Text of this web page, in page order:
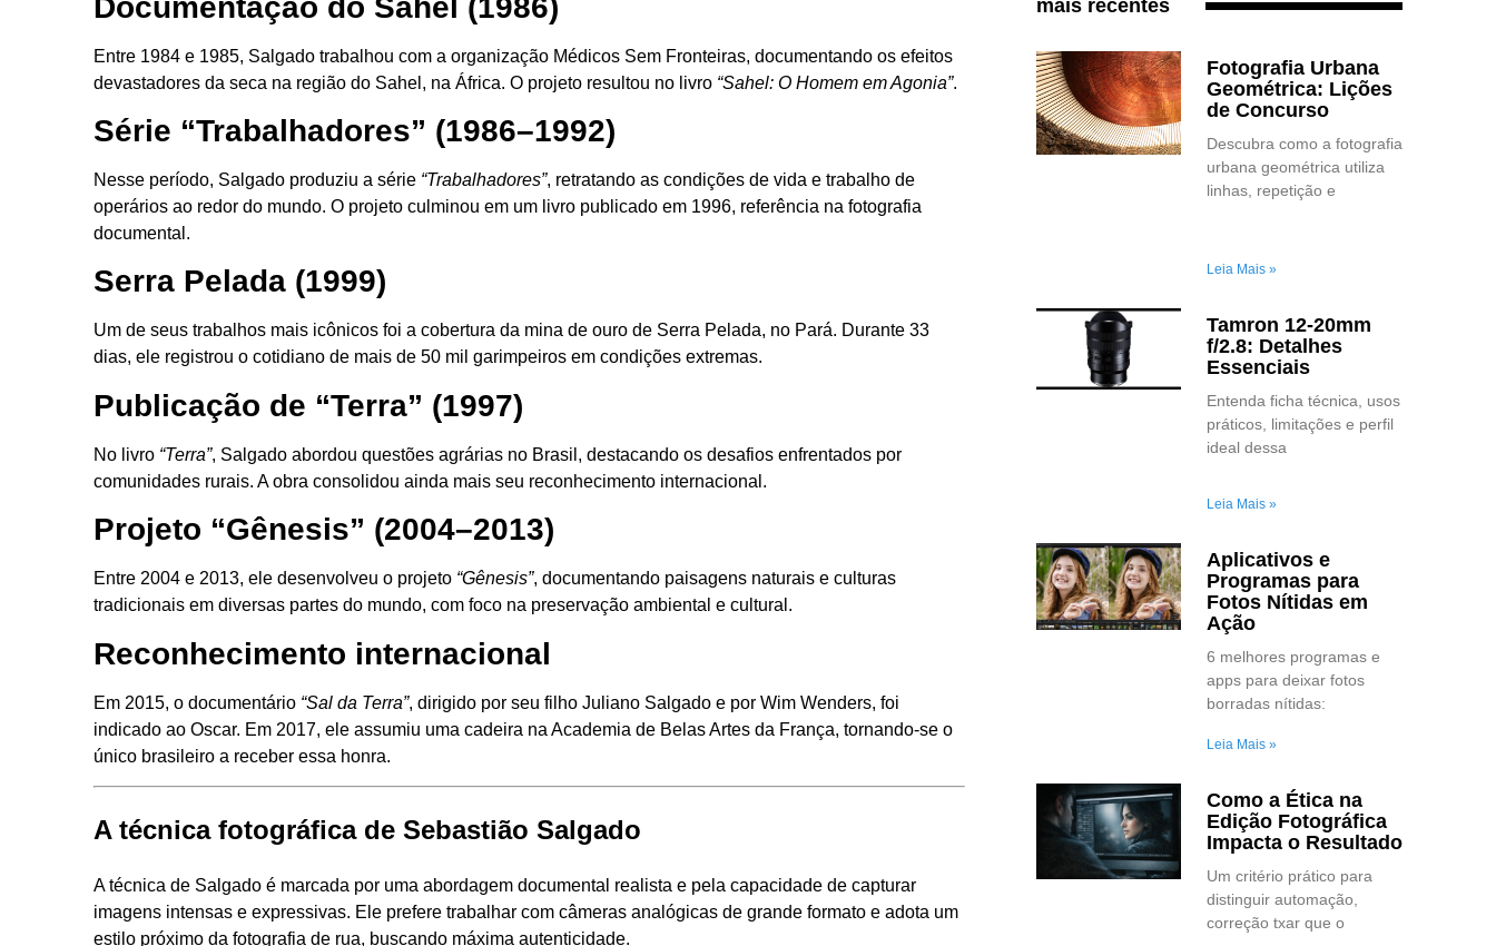
Documentação do Sahel (1986)
Entre 1984 e 1985, Salgado trabalhou com a organização Médicos Sem Fronteiras, documentando os efeitos
devastadores da seca na região do Sahel, na África. O projeto resultou no livro “Sahel: O Homem em Agonia”.
Série “Trabalhadores” (1986–1992)
Nesse período, Salgado produziu a série “Trabalhadores”, retratando as condições de vida e trabalho de
operários ao redor do mundo. O projeto culminou em um livro publicado em 1996, referência na fotografia
documental.
Serra Pelada (1999)
Um de seus trabalhos mais icônicos foi a cobertura da mina de ouro de Serra Pelada, no Pará. Durante 33
dias, ele registrou o cotidiano de mais de 50 mil garimpeiros em condições extremas.
Publicação de “Terra” (1997)
No livro “Terra”, Salgado abordou questões agrárias no Brasil, destacando os desafios enfrentados por
comunidades rurais. A obra consolidou ainda mais seu reconhecimento internacional.
Projeto “Gênesis” (2004–2013)
Entre 2004 e 2013, ele desenvolveu o projeto “Gênesis”, documentando paisagens naturais e culturas
tradicionais em diversas partes do mundo, com foco na preservação ambiental e cultural.
Reconhecimento internacional
Em 2015, o documentário “Sal da Terra”, dirigido por seu filho Juliano Salgado e por Wim Wenders, foi
indicado ao Oscar. Em 2017, ele assumiu uma cadeira na Academia de Belas Artes da França, tornando-se o
único brasileiro a receber essa honra.
A técnica fotográfica de Sebastião Salgado
A técnica de Salgado é marcada por uma abordagem documental realista e pela capacidade de capturar
imagens intensas e expressivas. Ele prefere trabalhar com câmeras analógicas de grande formato e adota um
estilo próximo da fotografia de rua, buscando máxima autenticidade.
mais recentes
Fotografia Urbana
Geométrica: Lições
de Concurso
Descubra como a fotografia
urbana geométrica utiliza
linhas, repetição e
Leia Mais »
Tamron 12-20mm
f/2.8: Detalhes
Essenciais
Entenda ficha técnica, usos
práticos, limitações e perfil
ideal dessa
Leia Mais »
Aplicativos e
Programas para
Fotos Nítidas em
Ação
6 melhores programas e
apps para deixar fotos
borradas nítidas:
Leia Mais »
Como a Ética na
Edição Fotográfica
Impacta o Resultado
Um critério prático para
distinguir automação,
correção txar que o